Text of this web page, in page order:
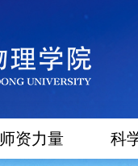
师资力量 科